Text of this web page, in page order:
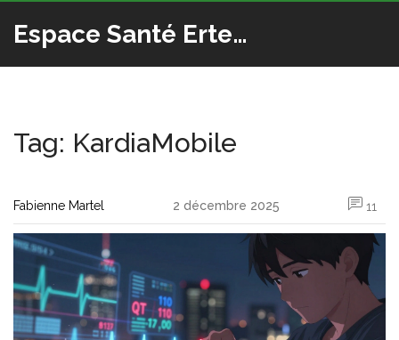
Espace Santé Ertedis
Tag: KardiaMobile
Fabienne Martel 2 décembre 2025 11